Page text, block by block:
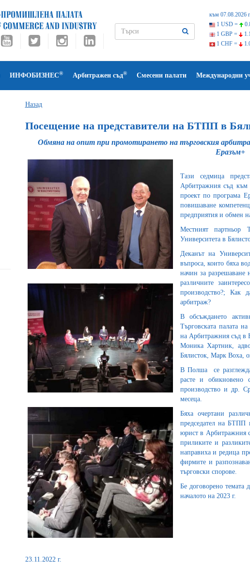
към 07.08.2026
1 USD =
1 GBP =
1 CHF =
ИНФОБИЗНЕС® Арбитражен съд® Смесени палати Международни
Назад
Посещение на представители на БТПП в
Обмяна на опит при промотирането на търговския
Еразъм+
Тази седмица
Арбитражния съд към
проект по програма
повишаване
предприятия и обмен
Местният партньор
Университета в
Деканът на
въпроса, които бяха
начин за разрешаване
различните
производство?; Как
арбитраж?
В обсъждането
Търговската палата
на Арбитражния съд в
Моника Хартник,
Бялисток, Марк Воха,
В Полша се
расте и обикновено
производство и др.
месеца.
Бяха очертани
председател на БТПП
юрист в Арбитражния
приликите и
направиха и редица
фирмите и
търговски спорове.
Бе договорено
началото на 2023 г.
23.11.2022 г.